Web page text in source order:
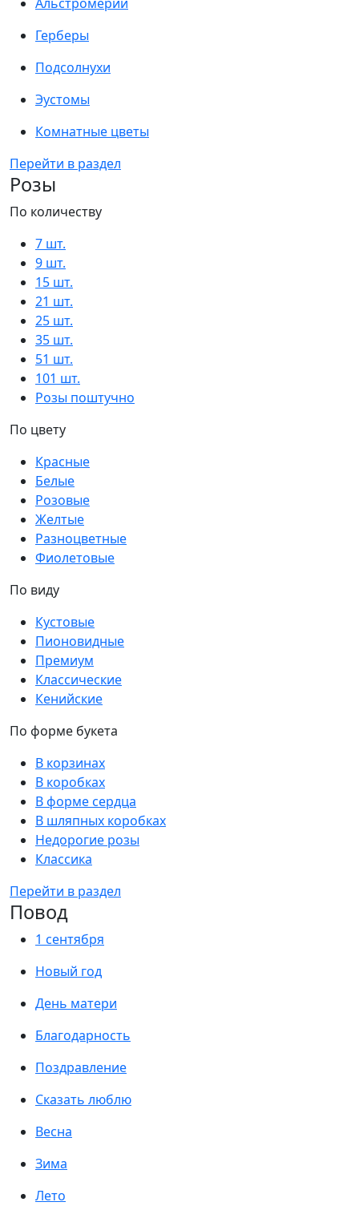
Герберы
Подсолнухи
Эустомы
Комнатные цветы
Перейти в раздел
Розы
По количеству
7 шт.
9 шт.
15 шт.
21 шт.
25 шт.
35 шт.
51 шт.
101 шт.
Розы поштучно
По цвету
Красные
Белые
Розовые
Желтые
Разноцветные
Фиолетовые
По виду
Кустовые
Пионовидные
Премиум
Классические
Кенийские
По форме букета
В корзинах
В коробках
В форме сердца
В шляпных коробках
Недорогие розы
Классика
Перейти в раздел
Повод
1 сентября
Новый год
День матери
Благодарность
Поздравление
Сказать люблю
Весна
Зима
Лето